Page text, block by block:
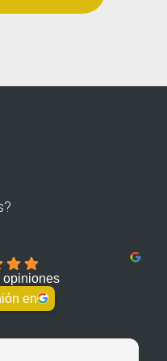
opiniones
en